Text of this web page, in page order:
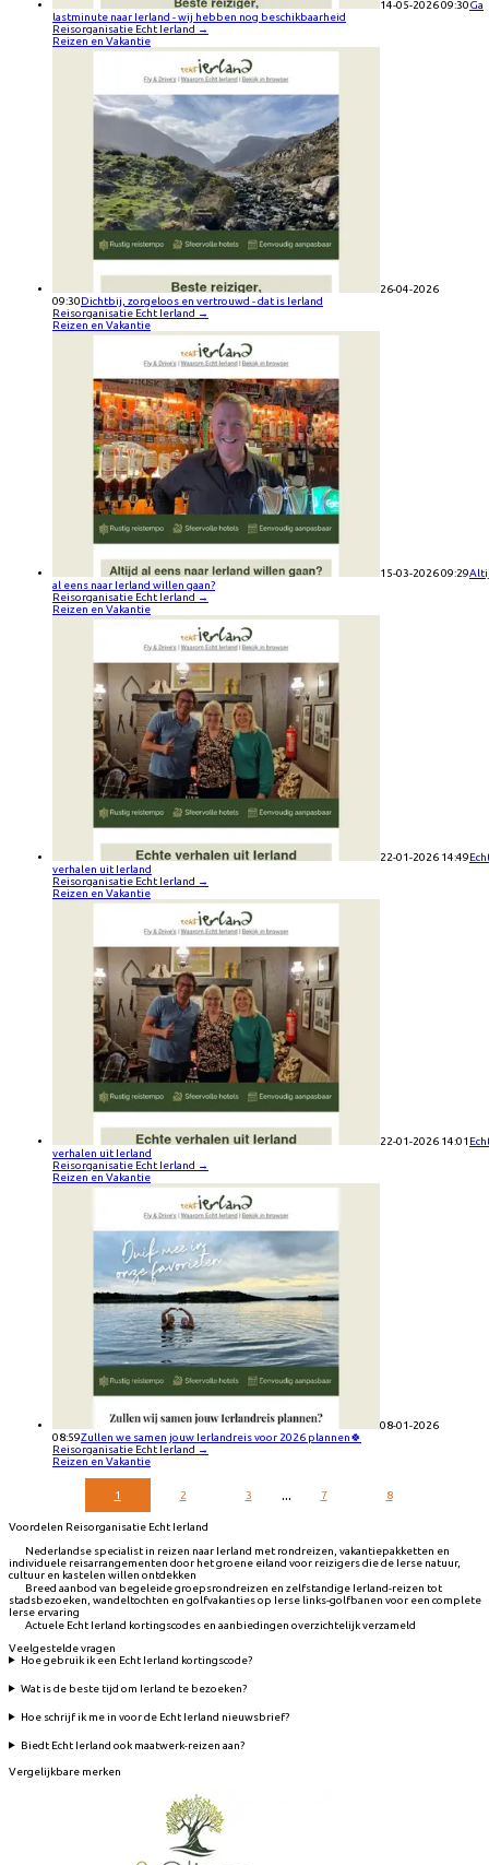
14-05-2026 09:30Ga
lastminute naar Ierland - wij hebben nog beschikbaarheid
Reisorganisatie Echt Ierland →
Reizen en Vakantie
26-04-2026
09:30Dichtbij, zorgeloos en vertrouwd - dat is Ierland
Reisorganisatie Echt Ierland →
Reizen en Vakantie
15-03-2026 09:29
al eens naar Ierland willen gaan?
Reisorganisatie Echt Ierland →
Reizen en Vakantie
22-01-2026 14:49
verhalen uit Ierland
Reisorganisatie Echt Ierland →
Reizen en Vakantie
22-01-2026 14:01
verhalen uit Ierland
Reisorganisatie Echt Ierland →
Reizen en Vakantie
08-01-2026
08:59Zullen we samen jouw Ierlandreis voor 2026 plannen🍀
Reisorganisatie Echt Ierland →
Reizen en Vakantie
1 2 3 ... 7 8
Voordelen Reisorganisatie Echt Ierland
Nederlandse specialist in reizen naar Ierland met rondreizen, vakantiepakketten en
individuele reisarrangementen door het groene eiland voor reizigers die de Ierse natuur,
cultuur en kastelen willen ontdekken
Breed aanbod van begeleide groepsrondreizen en zelfstandige Ierland-reizen tot
stadsbezoeken, wandeltochten en golfvakanties op Ierse links-golfbanen voor een complete
Ierse ervaring
Actuele Echt Ierland kortingscodes en aanbiedingen overzichtelijk verzameld
Veelgestelde vragen
Hoe gebruik ik een Echt Ierland kortingscode?
Wat is de beste tijd om Ierland te bezoeken?
Hoe schrijf ik me in voor de Echt Ierland nieuwsbrief?
Biedt Echt Ierland ook maatwerk-reizen aan?
Vergelijkbare merken